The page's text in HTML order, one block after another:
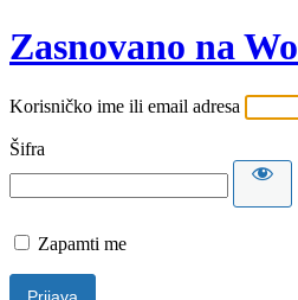
Zasnovano na
Korisničko ime ili email adresa
Šifra
Zapamti me